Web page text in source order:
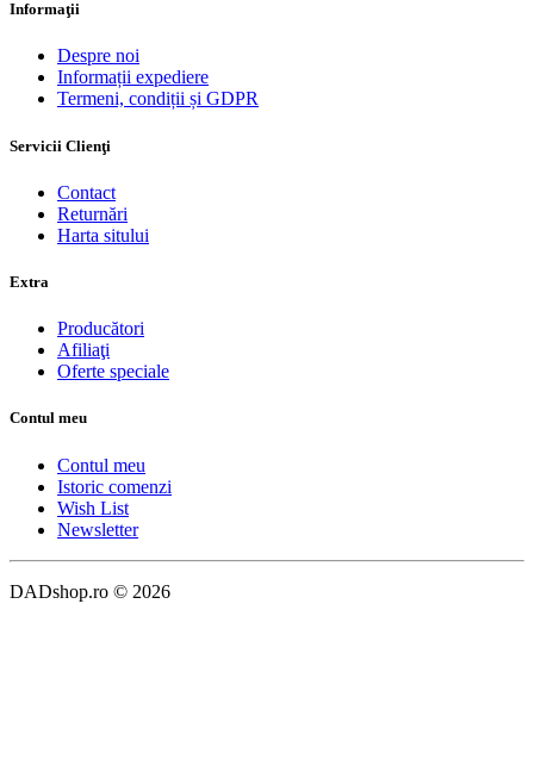
Informaţii
Despre noi
Informații expediere
Termeni, condiții și GDPR
Servicii Clienţi
Contact
Returnări
Harta sitului
Extra
Producători
Afiliaţi
Oferte speciale
Contul meu
Contul meu
Istoric comenzi
Wish List
Newsletter
DADshop.ro © 2026